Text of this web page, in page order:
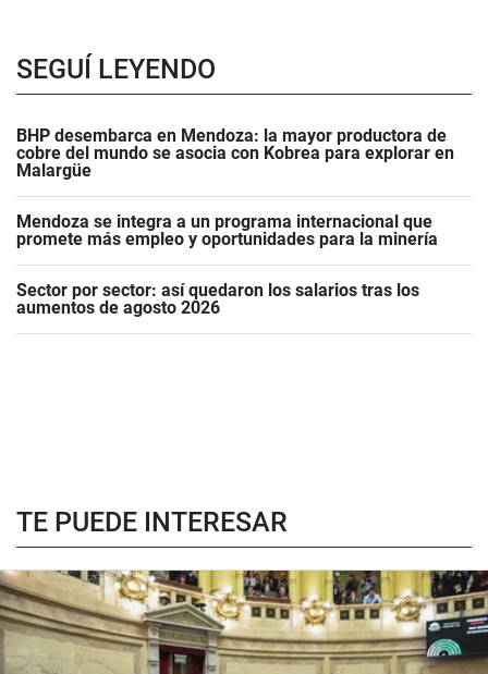
SEGUÍ LEYENDO
BHP desembarca en Mendoza: la mayor productora de
cobre del mundo se asocia con Kobrea para explorar en
Malargüe
Mendoza se integra a un programa internacional que
promete más empleo y oportunidades para la minería
Sector por sector: así quedaron los salarios tras los
aumentos de agosto 2026
TE PUEDE INTERESAR